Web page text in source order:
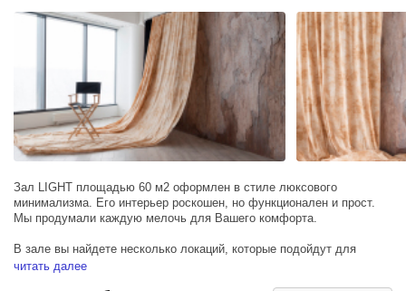
фото является освещение. С этой точки зрения зал Sun
предоставляет идеальные возможности: огромные окна от пола до
потолка обеспечивают великолепное естественное освещение, а с
помощью источников импульсного света и синхронизатора,
размещенного в зале, можно создавать необычные световые
эффекты, которые придадут вашим фото особую стильность.
Зал LIGHT площадью 60 м2 оформлен в стиле люксового
минимализма. Его интерьер роскошен, но функционален и прост.
Мы продумали каждую мелочь для Вашего комфорта.
В зале вы найдете несколько локаций, которые подойдут для
портретных съемок, стилистических капсул и лукбуков.
читать далее